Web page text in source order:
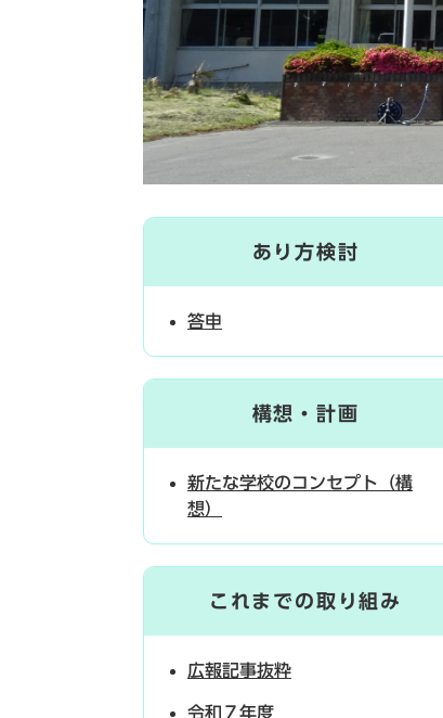
あり方検討
答申
構想・計画
新たな学校のコンセプト（構
想）
これまでの取り組み
広報記事抜粋
令和７年度